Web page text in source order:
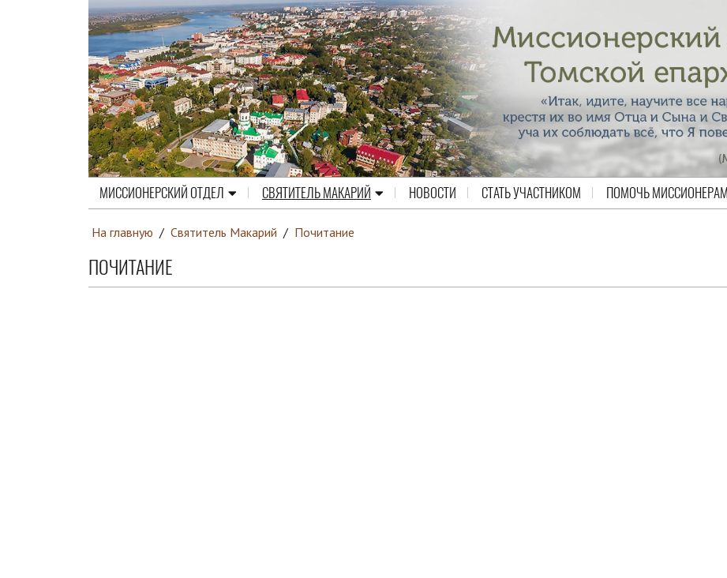
МИССИОНЕРСКИЙ ОТДЕЛ СВЯТИТЕЛЬ МАКАРИЙ НОВОСТИ СТАТЬ УЧАСТНИКОМ ПОМОЧЬ МИССИОНЕРАМ
На главную / Святитель Макарий / Почитание
ПОЧИТАНИЕ